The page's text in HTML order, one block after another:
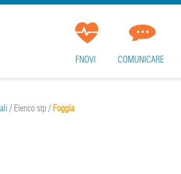
FNOVI COMUNICARE
/ Elenco stp / Foggia